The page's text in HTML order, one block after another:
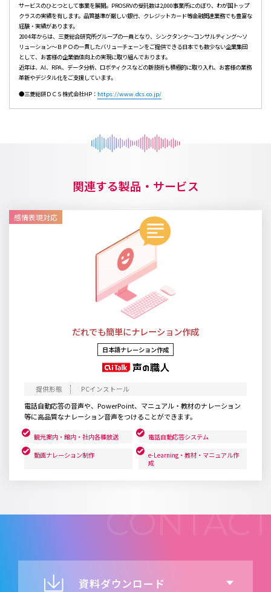
サービスのひとつとして事業を展開。PROSRVの受託数は2,000事業所にのぼり、わが国トップ
クラスの実績を有します。品質基準が厳しい銀行、クレジットカード等金融関連業務でも豊富な
経験・実績があります。
2004年からは、三菱総合研究所グループの一員となり、シンクタンク～コンサルティング～ソ
リューション～ＢＰＯの一貫したバリューチェーンをご提供できる日本でも数少ない企業集団
として、お客様の企業価値向上の実現に取り組んでおります。
近年は、AI、RPA、データ分析、ロボティクスなどの新技術も積極的に取り入れ、お客様の業務
革新やデジタル化をご支援しています。
●三菱総研ＤＣＳ株式会社HP： https://www.dcs.co.jp/
関連する製品・サービス
感情表現対応
だれでも簡単にナレーション作成
日本語ナレーション作成
PCインストール
電話自動応答の音声や、PowerPoint、マニュアル・教材のナレーション
等に高品質なナレーション音声をつけることができます。
観光案内・館内・社内各種放送
電話自動応答システム
動画ナレーション制作
e-Learning・教材・マニュアル作
成
資料ダウンロード